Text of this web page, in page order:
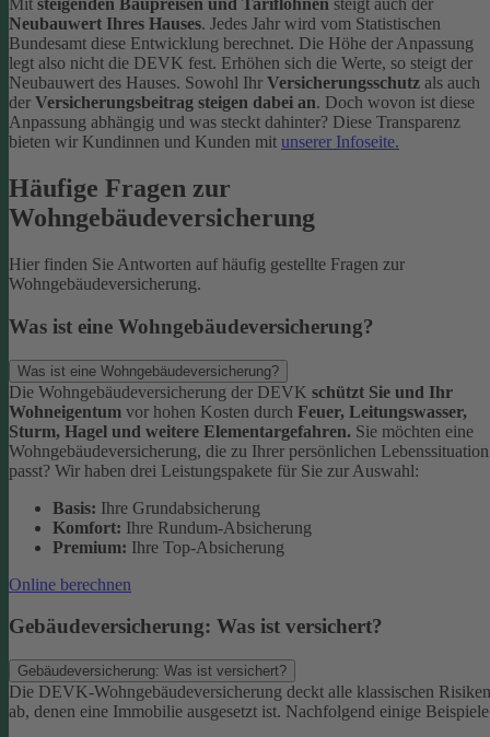
Mit steigenden Baupreisen und Tariflöhnen steigt auch der
Neubauwert Ihres Hauses. Jedes Jahr wird vom Statistischen
Bundesamt diese Entwicklung berechnet. Die Höhe der Anpassung
legt also nicht die DEVK fest. Erhöhen sich die Werte, so steigt der
Neubauwert des Hauses. Sowohl Ihr Versicherungsschutz als auch
der Versicherungsbeitrag steigen dabei an. Doch wovon ist diese
Anpassung abhängig und was steckt dahinter? Diese Transparenz
bieten wir Kundinnen und Kunden mit unserer Infoseite.
Häufige Fragen zur
Wohngebäudeversicherung
Hier finden Sie Antworten auf häufig gestellte Fragen zur
Wohngebäudeversicherung.
Was ist eine Wohngebäudeversicherung?
Was ist eine Wohngebäudeversicherung?
Die Wohngebäudeversicherung der DEVK schützt Sie und Ihr
Wohneigentum vor hohen Kosten durch Feuer, Leitungswasser,
Sturm, Hagel und weitere Elementargefahren. Sie möchten eine
Wohngebäudeversicherung, die zu Ihrer persönlichen Lebenssituation
passt? Wir haben drei Leistungspakete für Sie zur Auswahl:
Basis: Ihre Grundabsicherung
Komfort: Ihre Rundum-Absicherung
Premium: Ihre Top-Absicherung
Online berechnen
Gebäudeversicherung: Was ist versichert?
Gebäudeversicherung: Was ist versichert?
Die DEVK-Wohngebäudeversicherung deckt alle klassischen Risiken
ab, denen eine Immobilie ausgesetzt ist. Nachfolgend einige